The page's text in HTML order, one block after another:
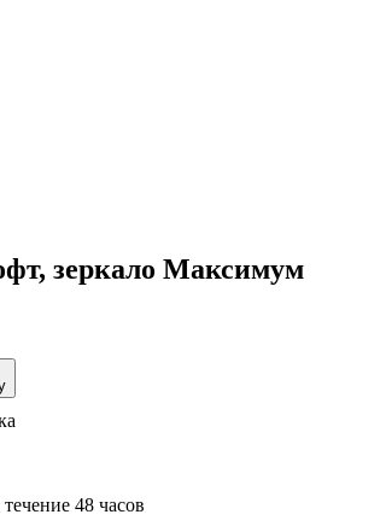
зеркало Максимум
48 часов